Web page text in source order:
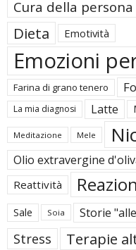
Cura della persona
Dieta Emotività
Emozioni
Farina di grano tenero
La mia diagnosi Latte
Meditazione Mele
Olio extravergine
Reattività
Sale Soia Storie
Stress Terapie